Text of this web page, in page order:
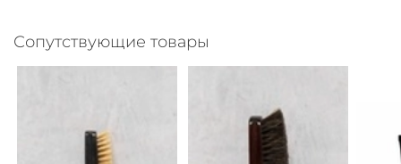
Сопутствующие товары